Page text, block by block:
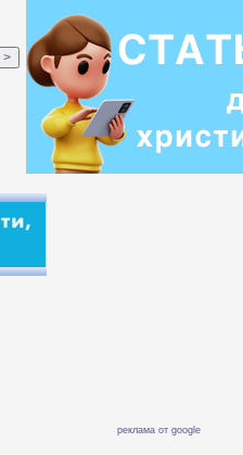
реклама от google